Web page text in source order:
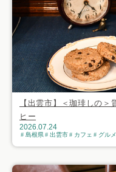
【出雲市】＜珈琲しの
ヒー
2026.07.24
島根県 出雲市 カフェ グルメ